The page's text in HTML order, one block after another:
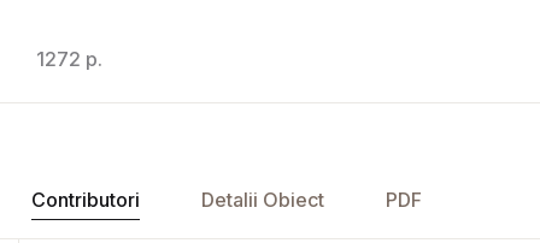
1272 p.
Contributori Detalii Obiect PDF